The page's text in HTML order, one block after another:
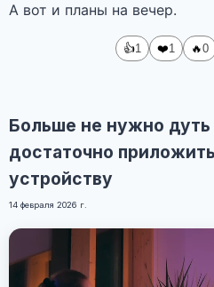
А вот и планы на вечер.
👍1 ❤️1 🔥0
Больше не нужно
достаточно
устройству
14 февраля 2026 г.